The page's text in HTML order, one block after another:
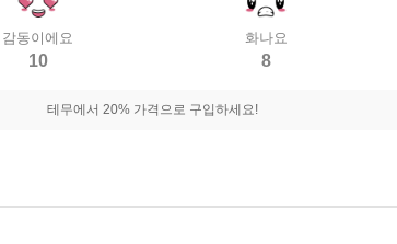
감동이에요
10
화나요
8
테무에서 20% 가격으로 구입하세요!